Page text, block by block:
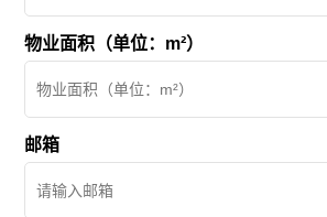
物业面积（单位：m²）
邮箱